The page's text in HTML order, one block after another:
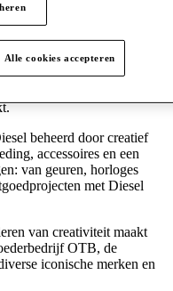
opgericht door
beheersing en
is Diesel nu een echt
beheerd door creatief
accessoires en een
van geuren, horloges
met Diesel
van creativiteit maakt
OTB, de
iconische merken en
Alle cookies accepteren